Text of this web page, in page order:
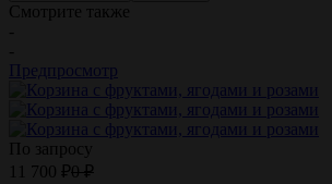
Смотрите также
-
-
Предпросмотр
По запросу
11 700 ₽0 ₽